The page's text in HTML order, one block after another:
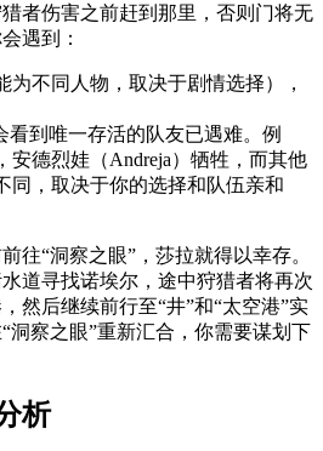
者伤害之前赶到那里，否则门将无
遇到：
为不同人物，取决于剧情选择），
看到唯一存活的队友已遇难。例
安德烈娃（Andreja）牺牲，而其他
同，取决于你的选择和队伍亲和
往“洞察之眼”，莎拉就得以幸存。
道寻找诺埃尔，途中狩猎者将再次
然后继续前行至“井”和“太空港”实
洞察之眼”重新汇合，你需要谋划下
析